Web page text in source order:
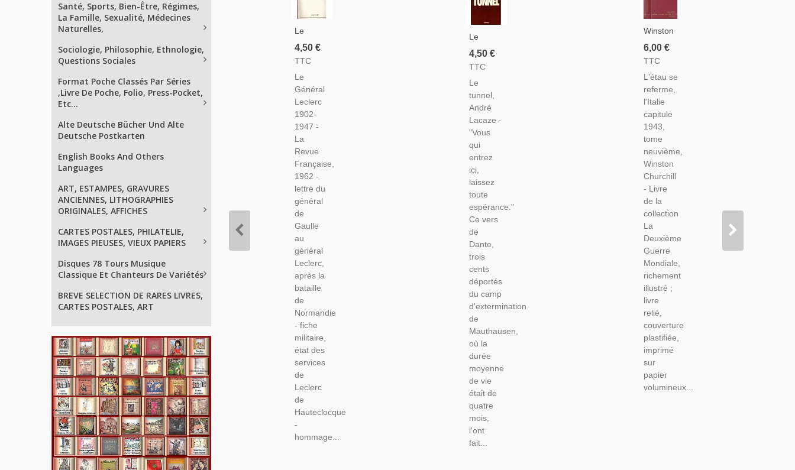
Santé, Sports, Bien-Être, Régimes,
La Famille, Sexualité, Médecines
Naturelles,
Sociologie, Philosophie, Ethnologie,
Questions Sociales
Format Poche Classés Par Séries
,Livre De Poche, Folio, Press-Pocket,
Etc...
Alte Deutsche Bücher Und Alte
Deutsche Postkarten
English Books And Others
Languages
ART, ESTAMPES, GRAVURES
ANCIENNES, LITHOGRAPHIES
ORIGINALES, AFFICHES
CARTES POSTALES, PHILATELIE,
IMAGES PIEUSES, VIEUX PAPIERS
Disques 78 Tours Musique
Classique Et Chanteurs De Variétés
BREVE SELECTION DE RARES LIVRES,
CARTES POSTALES, ART
Le
Général
Leclerc
1947, La
Revue
Française,
1962 -
2e
Guerre
Mondiale,
Biographies
Militaires,
Revues
Historiques
4,50 €
TTC
Le
Général
Leclerc
1902-
1947 -
La
Revue
Française,
1962 -
lettre du
général
de
Gaulle
au
général
Leclerc,
après la
bataille
de
Normandie
- fiche
militaire,
état des
services
de
Leclerc
de
Hauteclocque
-
hommage...
Le
Tunnel,
André
1978 -
Camps
De
Concentration,
2e
Guerre
Mondiale,
Résistance,
4,50 €
TTC
Le
tunnel,
André
Lacaze -
"Vous
qui
entrez
ici,
laissez
toute
espérance."
Ce vers
de
Dante,
trois
cents
déportés
du camp
d'extermination
de
Mauthausen,
où la
durée
moyenne
de vie
était de
quatre
mois,
l'ont
fait...
Winston
Churchill,
La
Guerre
Mondiale,
T9
L'étau
Se
Referme,
L'Italie
Capitule
1943,
1965 -
2e
Guerre
Mondiale,
6,00 €
TTC
L'étau se
referme,
l'Italie
capitule
1943,
tome
neuvième,
Winston
Churchill
- Livre
de la
collection
La
Deuxième
Guerre
Mondiale,
richement
illustré ;
livre
relié,
couverture
plastifiée,
imprimé
sur
papier
volumineux...